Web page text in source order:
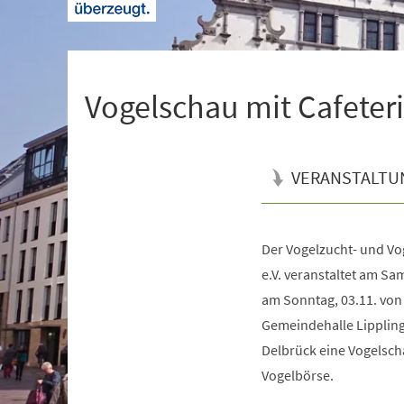
Vogelschau mit
Der Vogelzucht- und
e.V. veranstaltet am
am Sonntag, 03.11.
Gemeindehalle
Delbrück eine
Vogelbörse.